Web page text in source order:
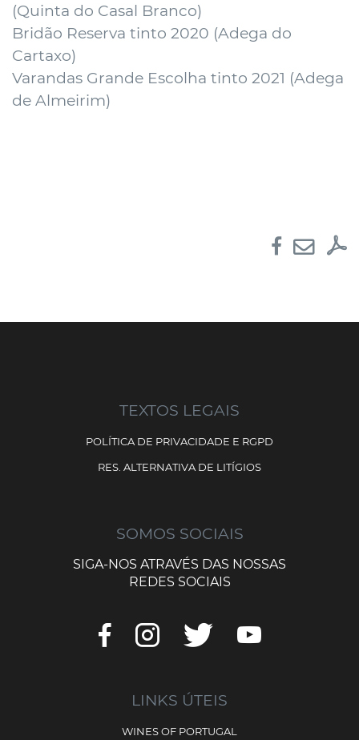
(Quinta do Casal Branco)
Bridão Reserva tinto 2020 (Adega do
Cartaxo)
Varandas Grande Escolha tinto 2021 (Adega
de Almeirim)
TEXTOS LEGAIS
POLÍTICA DE PRIVACIDADE E RGPD
RES. ALTERNATIVA DE LITÍGIOS
SOMOS SOCIAIS
SIGA-NOS ATRAVÉS DAS NOSSAS
REDES SOCIAIS
LINKS ÚTEIS
WINES OF PORTUGAL